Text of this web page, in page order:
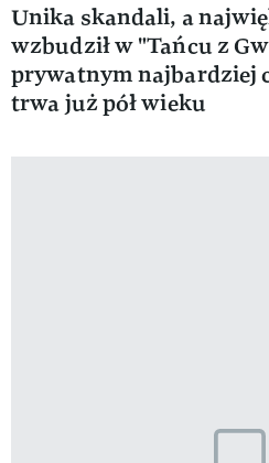
Unika skandali, a
wzbudził w "Tańcu z
prywatnym najbardziej
trwa już pół wieku